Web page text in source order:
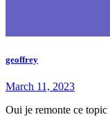
geoffrey
March 11, 2023
Oui je remonte ce